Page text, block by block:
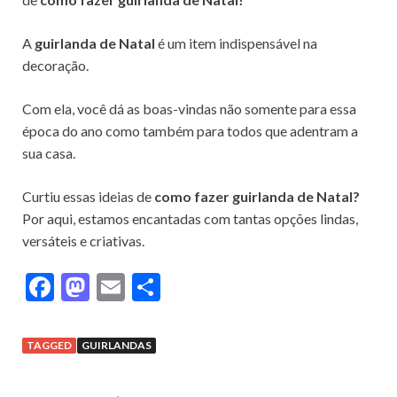
A guirlanda de Natal é um item indispensável na
decoração.
Com ela, você dá as boas-vindas não somente para essa
época do ano como também para todos que adentram a
sua casa.
Curtiu essas ideias de como fazer guirlanda de Natal?
Por aqui, estamos encantadas com tantas opções lindas,
versáteis e criativas.
F
e
M
to
E
ai
TAGGED GUIRLANDAS